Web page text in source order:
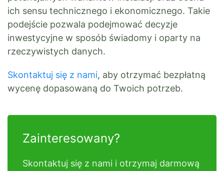
ich sensu technicznego i ekonomicznego. Takie
podejście pozwala podejmować decyzje
inwestycyjne w sposób świadomy i oparty na
rzeczywistych danych.
Skontaktuj się z nami, aby otrzymać bezpłatną
wycenę dopasowaną do Twoich potrzeb.
Zainteresowany?
Skontaktuj się z nami i otrzymaj darmową